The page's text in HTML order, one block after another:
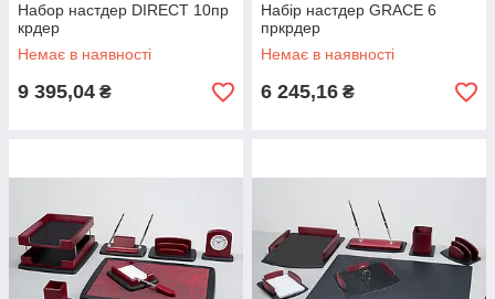
Набор настдер DIRECT 10пр
крдер
Немає в наявності
9 395,04 ₴
Набір настдер GRACE 6
пркрдер
Немає в наявності
6 245,16 ₴